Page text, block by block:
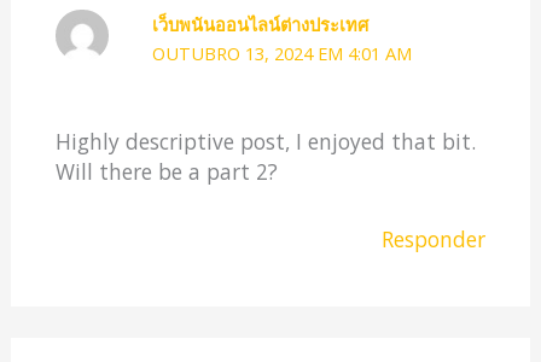
เว็บพนันออนไลน์ต่างประเทศ
OUTUBRO 13, 2024 EM 4:01 AM
Highly descriptive post, I enjoyed that bit.
Will there be a part 2?
Responder